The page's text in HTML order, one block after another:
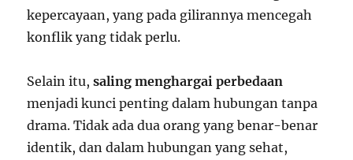
kepercayaan, yang pada gilirannya mencegah
konflik yang tidak perlu.
Selain itu,saling menghargai perbedaan
menjadi kunci penting dalam hubungan tanpa
drama. Tidak ada dua orang yang benar-benar
identik, dan dalam hubungan yang sehat,